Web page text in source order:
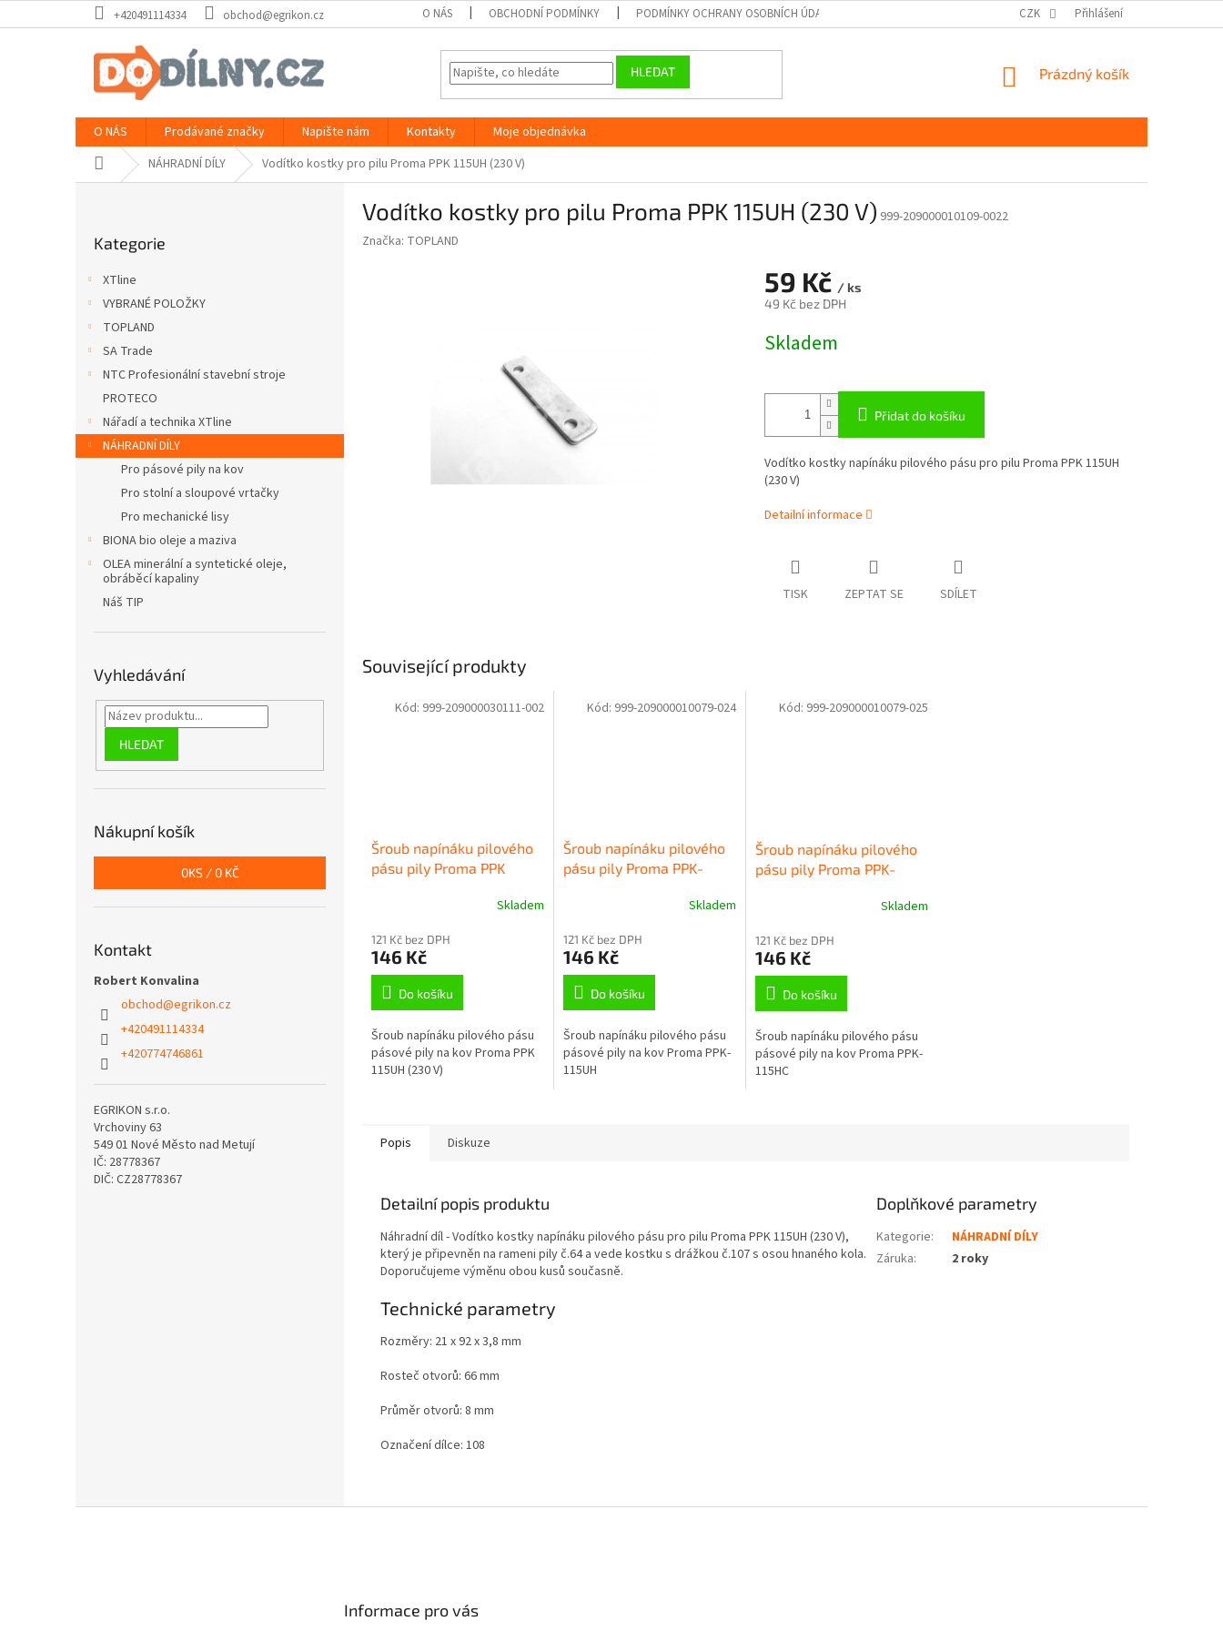
na
+420491114334 obchod@egrikon.cz O NÁS OBCHODNÍ PODMÍNKY PODMÍNKY OCHRANY OSOBNÍCH ÚDAJŮ GDPR CZK Přihlášení
HLEDAT
NÁKUPNÍ
Prázdný košík
O NÁS Prodávané značky Napište nám Kontakty
Moje objednávka
Domů NÁHRADNÍ DÍLY Vodítko kostky pro pilu Proma PPK 115UH (230 V)
e
l
kategorie
Kategorie
XTline
VYBRANÉ POLOŽKY
TOPLAND
SA Trade
NTC Profesionální stavební stroje
PROTECO
Nářadí a technika XTline
NÁHRADNÍ DÍLY
Pro pásové pily na kov
Pro stolní a sloupové vrtačky
Pro mechanické lisy
BIONA bio oleje a maziva
OLEA minerální a syntetické oleje,
obráběcí kapaliny
Náš TIP
Vyhledávání
HLEDAT
Nákupní košík
0KS / 0 KČ
Kontakt
Robert Konvalina
obchod@egrikon.cz
+420491114334
+420774746861
EGRIKON s.r.o.
Vrchoviny 63
549 01 Nové Město nad Metují
IČ: 28778367
DIČ: CZ28778367
Vodítko kostky pro pilu Proma PPK 115UH (230 V) 999-209000010109-0022
Značka: TOPLAND
59 Kč / ks
49 Kč bez DPH
cena:
Skladem
Přidat do košíku
Vodítko kostky napínáku pilového pásu pro pilu Proma PPK 115UH
(230 V)
Detailní informace
TISK ZEPTAT SE SDÍLET
Související produkty
Šroub napínáku pilového
pásu pily Proma PPK
Skladem
121 Kč bez DPH
146 Kč
Do košíku
Šroub napínáku pilového pásu
pásové pily na kov Proma PPK
115UH (230 V)
Kód: 999-209000030111-002
Šroub napínáku pilového
pásu pily Proma PPK-
Skladem
121 Kč bez DPH
146 Kč
Do košíku
Šroub napínáku pilového pásu
pásové pily na kov Proma PPK-
115UH
Kód: 999-209000010079-024
Šroub napínáku pilového
pásu pily Proma PPK-
Skladem
121 Kč bez DPH
146 Kč
Do košíku
Šroub napínáku pilového pásu
pásové pily na kov Proma PPK-
115HC
Kód: 999-209000010079-025
Popis Diskuze
Detailní popis produktu
Náhradní díl - Vodítko kostky napínáku pilového pásu pro pilu Proma PPK 115UH (230 V),
který je připevněn na rameni pily č.64 a vede kostku s drážkou č.107 s osou hnaného kola.
Doporučujeme výměnu obou kusů současně.
Technické parametry
Rozměry: 21 x 92 x 3,8 mm
Rosteč otvorů: 66 mm
Průměr otvorů: 8 mm
Označení dílce: 108
Doplňkové parametry
Kategorie:
NÁHRADNÍ DÍLY
Záruka: 2 roky
Informace pro vás